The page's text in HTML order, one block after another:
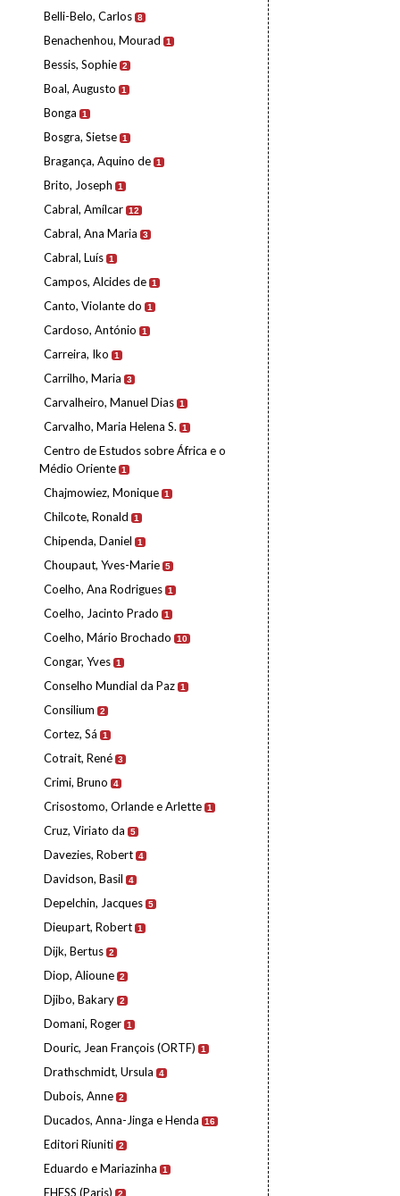
Belli-Belo, Carlos 8
Benachenhou, Mourad 1
Bessis, Sophie 2
Boal, Augusto 1
Bonga 1
Bosgra, Sietse 1
Bragança, Aquino de 1
Brito, Joseph 1
Cabral, Amílcar 12
Cabral, Ana Maria 3
Cabral, Luís 1
Campos, Alcides de 1
Canto, Violante do 1
Cardoso, António 1
Carreira, Iko 1
Carrilho, Maria 3
Carvalheiro, Manuel Dias 1
Carvalho, Maria Helena S. 1
Centro de Estudos sobre África e o
Médio Oriente 1
Chajmowiez, Monique 1
Chilcote, Ronald 1
Chipenda, Daniel 1
Choupaut, Yves-Marie 5
Coelho, Ana Rodrigues 1
Coelho, Jacinto Prado 1
Coelho, Mário Brochado 10
Congar, Yves 1
Conselho Mundial da Paz 1
Consilium 2
Cortez, Sá 1
Cotrait, René 3
Crimi, Bruno 4
Crisostomo, Orlande e Arlette 1
Cruz, Viriato da 5
Davezies, Robert 4
Davidson, Basil 4
Depelchin, Jacques 5
Dieupart, Robert 1
Dijk, Bertus 2
Diop, Alioune 2
Djibo, Bakary 2
Domani, Roger 1
Douric, Jean François (ORTF) 1
Drathschmidt, Ursula 4
Dubois, Anne 2
Ducados, Anna-Jinga e Henda 16
Editori Riuniti 2
Eduardo e Mariazinha 1
EHESS (Paris) 2